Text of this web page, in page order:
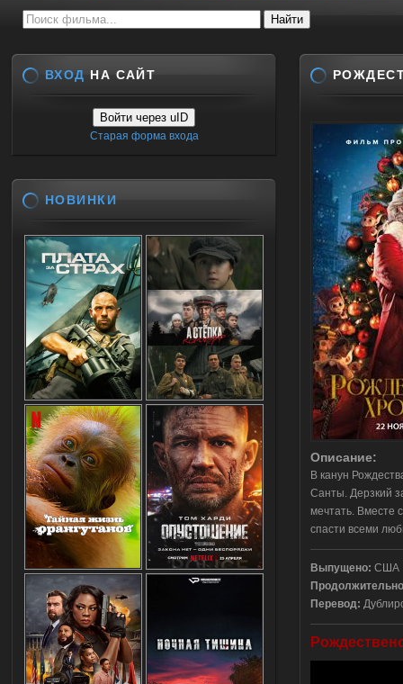
Описание:
В канун
Санты. Дерзкий
мечтать.
спасти всеми
Выпущено: США
Перевод:
ВХОД НА САЙТ
Войти через uID
Старая форма входа
НОВИНКИ